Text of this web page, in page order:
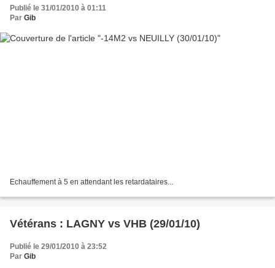
Publié le 31/01/2010 à 01:11
Par Gib
Echauffement à 5 en attendant les retardataires...
Vétérans : LAGNY vs VHB (29/01/10)
Publié le 29/01/2010 à 23:52
Par Gib